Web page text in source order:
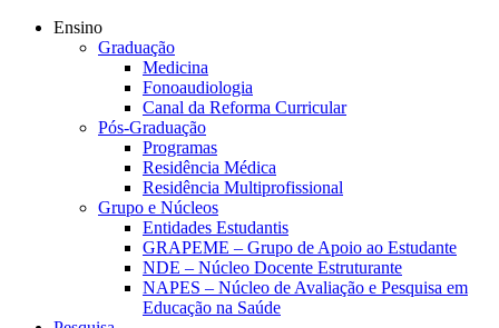
Ensino
Graduação
Medicina
Fonoaudiologia
Canal da Reforma Curricular
Pós-Graduação
Programas
Residência Médica
Residência Multiprofissional
Grupo e Núcleos
Entidades Estudantis
GRAPEME – Grupo de Apoio ao Estudante
NDE – Núcleo Docente Estruturante
NAPES – Núcleo de Avaliação e Pesquisa em
Educação na Saúde